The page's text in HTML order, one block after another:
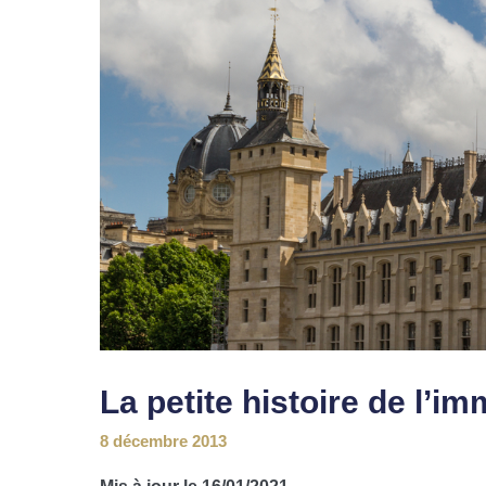
La petite histoire de
8 décembre 2013